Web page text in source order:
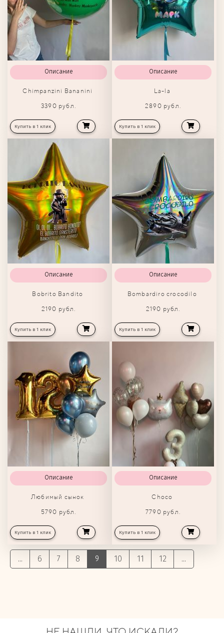
Описание
Chimpanzini Bananini
3390 рубл.
Купить в 1 клик
Описание
La-la
2890 рубл.
Купить в 1 клик
Описание
Bobrito Bandito
2190 рубл.
Купить в 1 клик
Описание
Bombardiro crocodilo
2190 рубл.
Купить в 1 клик
Описание
Любимый сынок
5790 рубл.
Купить в 1 клик
Описание
Choco
7790 рубл.
Купить в 1 клик
... 6 7 8 9 10 11 12 ...